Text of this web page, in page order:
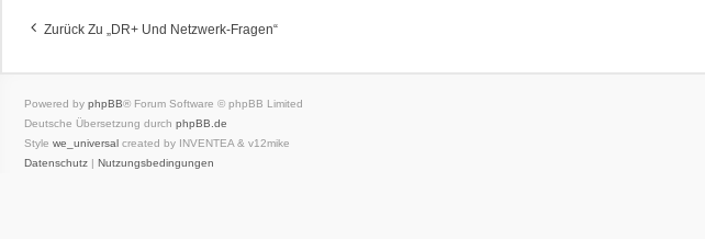
Zurück Zu „DR+ Und Netzwerk-Fragen“
Powered by phpBB® Forum Software © phpBB Limited
Deutsche Übersetzung durch phpBB.de
Style we_universal created by INVENTEA & v12mike
Datenschutz | Nutzungsbedingungen